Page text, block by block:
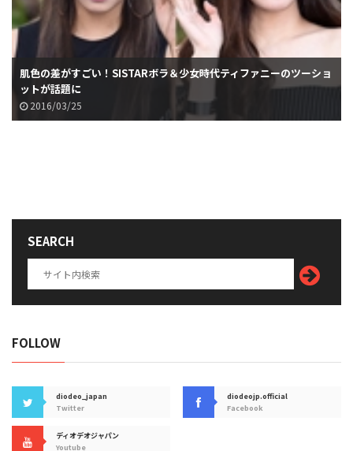
肌色の差がすごい！SISTARボラ＆少女時代ティファニーのツーショ
ットが話題に
2016/03/25
SEARCH
FOLLOW
diodeo_japan
Twitter
diodeojp.official
Facebook
ディオデオジャパン
Youtube